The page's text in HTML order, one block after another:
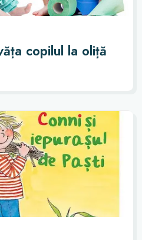
copilul la oliță